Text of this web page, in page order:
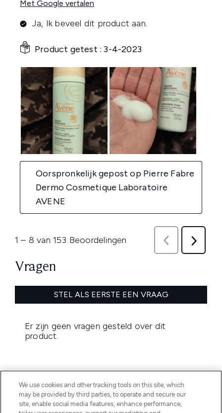
We use cookies and other tracking tools on this site, which
may be provided by third parties, to operate and secure our
site, enable social media features, enhance performance,